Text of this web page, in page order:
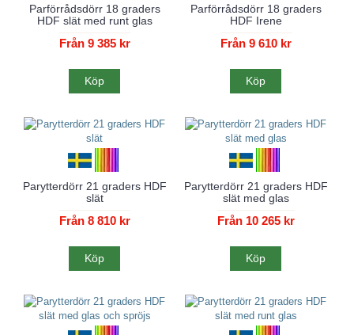
Parförrådsdörr 18 graders
HDF slät med runt glas
Från 9 385 kr
Köp
Parförrådsdörr 18 graders
HDF Irene
Från 9 610 kr
Köp
Parytterdörr 21 graders HDF
slät
Från 8 810 kr
Köp
Parytterdörr 21 graders HDF
slät med glas
Från 10 265 kr
Köp